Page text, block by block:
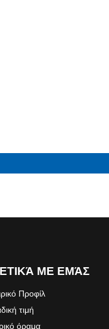
ΜΕ ΕΜΆΣ
Προφίλ
τιμή
όραμα